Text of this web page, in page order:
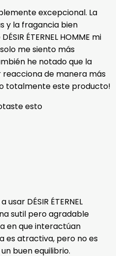
excepcional. La
y la fragancia bien
ÉTERNEL HOMME mi
me siento más
he notado que la
de manera más
totalmente este producto!
esto
DÉSIR ÉTERNEL
sutil pero agradable
en que interactúan
es atractiva, pero no es
buen equilibrio.